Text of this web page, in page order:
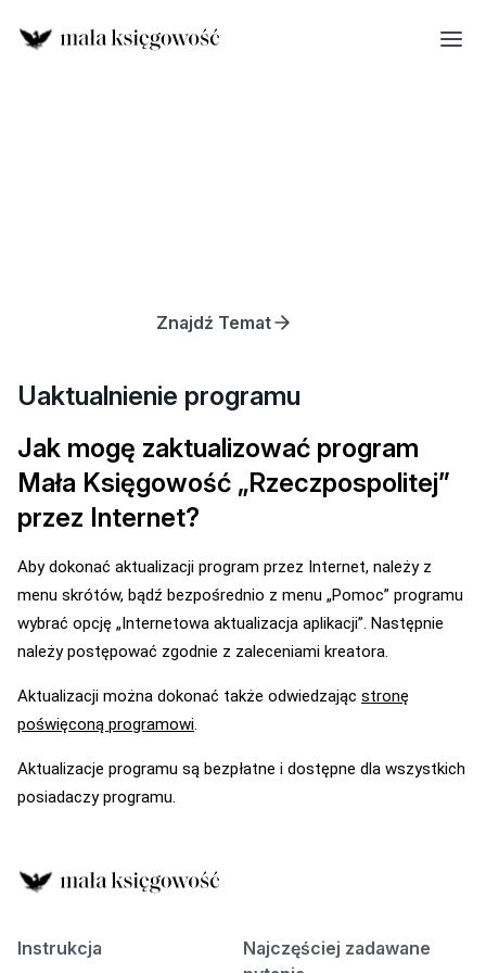
Znajdź Temat
Uaktualnienie programu
Jak mogę zaktualizować program
Mała Księgowość „Rzeczpospolitej”
przez Internet?
Aby dokonać aktualizacji program przez Internet, należy z
menu skrótów, bądź bezpośrednio z menu „Pomoc” programu
wybrać opcję „Internetowa aktualizacja aplikacji”. Następnie
należy postępować zgodnie z zaleceniami kreatora.
Aktualizacji można dokonać także odwiedzając stronę
poświęconą programowi.
Aktualizacje programu są bezpłatne i dostępne dla wszystkich
posiadaczy programu.
Instrukcja
Najczęściej zadawane